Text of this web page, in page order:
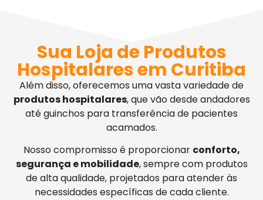
Sua Loja de Produtos
Hospitalares em Curitiba
Além disso, oferecemos uma vasta variedade de
produtos hospitalares, que vão desde andadores
até guinchos para transferência de pacientes
acamados.
Nosso compromisso é proporcionar conforto,
segurança e mobilidade, sempre com produtos
de alta qualidade, projetados para atender às
necessidades específicas de cada cliente.